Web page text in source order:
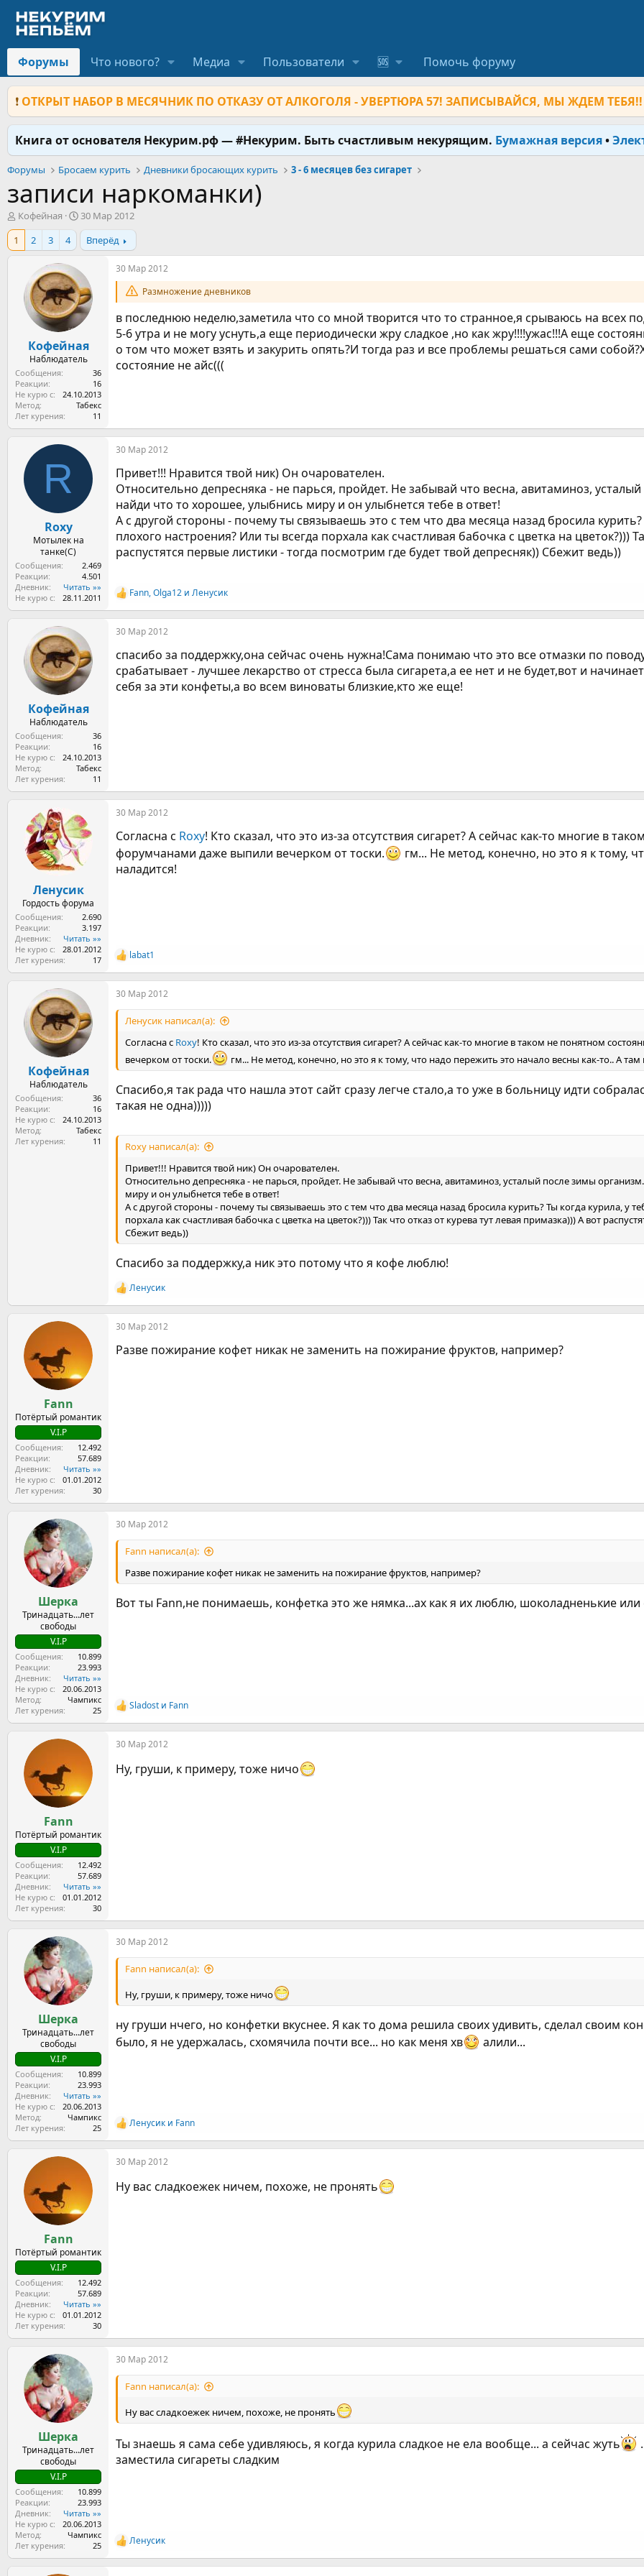
Форумы Что нового? Медиа Пользователи 🆘 Помочь форуму
❗ ОТКРЫТ НАБОР В МЕСЯЧНИК ПО ОТКАЗУ ОТ АЛКОГОЛЯ - УВЕРТЮРА 57! ЗАПИСЫВАЙСЯ, МЫ ЖДЕМ ТЕБЯ!!
Книга от основателя Некурим.рф — #Некурим. Быть счастливым некурящим. Бумажная версия•
Форумы Бросаем курить Дневники бросающих курить 3 - 6 месяцев без сигарет
записи наркоманки)
А
в
о
м
Кофейная
Д
а
а
ч
а
л
30 Мар 2012
1
2 3 4 Вперёд
Кофейная
Наблюдатель
Сообщения
36
Реакции
16
Не курю с
24.10.2013
Метод
Табекс
Лет курения
11
30 Мар 2012
Размножение дневников
в последнюю неделю,заметила что со мной творится что то странное,я срываюсь на всех
5-6 утра и не могу уснуть,а еще периодически жру сладкое ,но как жру!!!!ужас!!!А еще
о том что может взять и закурить опять?И тогда раз и все проблемы решаться сами
состояние не айс(((
R
Roxy
Мотылек на
танке(С)
Сообщения
2.469
Реакции
4.501
Дневник
Читать »»
Не курю с
28.11.2011
30 Мар 2012
Привет!!! Нравится твой ник) Он очарователен.
Относительно депресняка - не парься, пройдет. Не забывай что весна, авитаминоз,
найди что то хорошее, улыбнись миру и он улыбнется тебе в ответ!
А с другой стороны - почему ты связываешь это с тем что два месяца назад бросила
плохого настроения? Или ты всегда порхала как счастливая бабочка с цветка на цветок?)))
распустятся первые листики - тогда посмотрим где будет твой депресняк)) Сбежит ведь))
Р
е
а
к
и
и
:
Fann,Olga12 и Ленусик
Кофейная
Наблюдатель
Сообщения
36
Реакции
16
Не курю с
24.10.2013
Метод
Табекс
Лет курения
11
30 Мар 2012
спасибо за поддержку,она сейчас очень нужна!Сама понимаю что это все отмазки по
срабатывает - лучшее лекарство от стресса была сигарета,а ее нет и не будет,вот и
себя за эти конфеты,а во всем виноваты близкие,кто же еще!
Ленусик
Гордость форума
Сообщения
2.690
Реакции
3.197
Дневник
Читать »»
Не курю с
28.01.2012
Лет курения
17
30 Мар 2012
Согласна с Roxy! Кто сказал, что это из-за отсутствия сигарет? А сейчас как-то многие в
форумчанами даже выпили вечерком от тоски.
гм... Не метод, конечно, но это я к тому,
наладится!
Р
е
а
к
labat1
Кофейная
Наблюдатель
Сообщения
36
Реакции
16
Не курю с
24.10.2013
Метод
Табекс
Лет курения
11
30 Мар 2012
Ленусик написал(а):
Согласна с Roxy! Кто сказал, что это из-за отсутствия сигарет? А сейчас как-то многие в таком не понятном
вечерком от тоски.
гм... Не метод, конечно, но это я к тому, что надо пережить это начало весны как-то.. А там
Спасибо,я так рада что нашла этот сайт сразу легче стало,а то уже в больницу идти
такая не одна)))))
Roxy написал(а):
Привет!!! Нравится твой ник) Он очарователен.
Относительно депресняка - не парься, пройдет. Не забывай что весна, авитаминоз, усталый после зимы
миру и он улыбнется тебе в ответ!
А с другой стороны - почему ты связываешь это с тем что два месяца назад бросила курить? Ты когда курила, у
порхала как счастливая бабочка с цветка на цветок?))) Так что отказ от курева тут левая примазка))) А вот
Сбежит ведь))
Спасибо за поддержку,а ник это потому что я кофе люблю!
Р
е
а
к
и
Ленусик
Fann
Потёртый романтик
V.I.P
Сообщения
12.492
Реакции
57.689
Дневник
Читать »»
Не курю с
01.01.2012
Лет курения
30
30 Мар 2012
Разве пожирание кофет никак не заменить на пожирание фруктов, например?
Шерка
Тринадцать...лет
свободы
V.I.P
Сообщения
10.899
Реакции
23.993
Дневник
Читать »»
Не курю с
20.06.2013
Метод
Чампикс
Лет курения
25
30 Мар 2012
Fann написал(а):
Разве пожирание кофет никак не заменить на пожирание фруктов, например?
Вот ты Fann,не понимаешь, конфетка это же нямка...ах как я их люблю, шоколадненькие или
Р
е
а
к
и
Sladost и Fann
Fann
Потёртый романтик
V.I.P
Сообщения
12.492
Реакции
57.689
Дневник
Читать »»
Не курю с
01.01.2012
Лет курения
30
30 Мар 2012
Ну, груши, к примеру, тоже ничо
Шерка
Тринадцать...лет
свободы
V.I.P
Сообщения
10.899
Реакции
23.993
Дневник
Читать »»
Не курю с
20.06.2013
Метод
Чампикс
Лет курения
25
30 Мар 2012
Fann написал(а):
Ну, груши, к примеру, тоже ничо
ну груши нчего, но конфетки вкуснее. Я как то дома решила своих удивить, сделал своим
было, я не удержалась, схомячила почти все... но как меня хв
алили...
Р
е
а
к
и
Ленусик и Fann
Fann
Потёртый романтик
V.I.P
Сообщения
12.492
Реакции
57.689
Дневник
Читать »»
Не курю с
01.01.2012
Лет курения
30
30 Мар 2012
Ну вас сладкоежек ничем, похоже, не пронять
Шерка
Тринадцать...лет
свободы
V.I.P
Сообщения
10.899
Реакции
23.993
Дневник
Читать »»
Не курю с
20.06.2013
Метод
Чампикс
Лет курения
25
30 Мар 2012
Fann написал(а):
Ну вас сладкоежек ничем, похоже, не пронять
Ты знаешь я сама себе удивляюсь, я когда курила сладкое не ела вообще... а сейчас жуть
заместила сигареты сладким
Р
е
а
Ленусик